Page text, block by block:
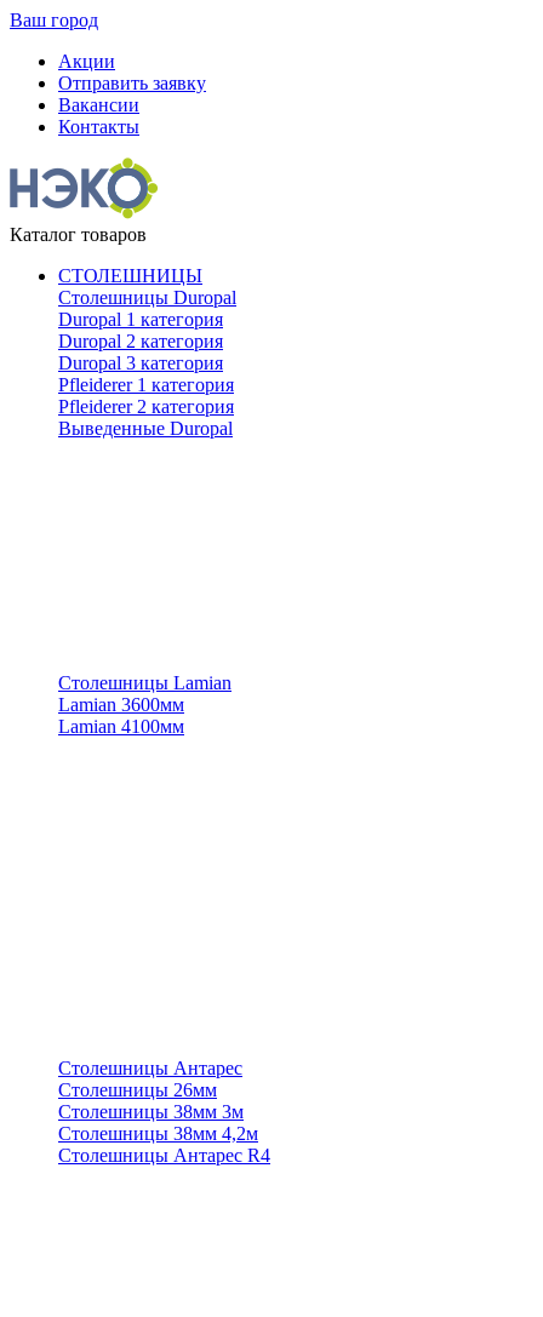
Ваш город
Акции
Отправить заявку
Вакансии
Контакты
Каталог товаров
СТОЛЕШНИЦЫ
Столешницы Duropal
Duropal 1 категория
Duropal 2 категория
Duropal 3 категория
Pfleiderer 1 категория
Pfleiderer 2 категория
Выведенные Duropal
Столешницы Lamian
Lamian 3600мм
Lamian 4100мм
Столешницы Антарес
Столешницы 26мм
Столешницы 38мм 3м
Столешницы 38мм 4,2м
Столешницы Антарес R4